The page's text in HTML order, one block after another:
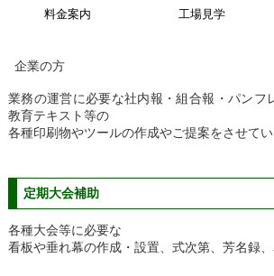
料金案内
工場見学
企業の方
業務の運営に必要な社内報・組合報・パンフ
教育テキスト等の
各種印刷物やツールの作成やご提案をさせてい
定期大会補助
各種大会等に必要な
看板や垂れ幕の作成・設置、式次第、芳名録